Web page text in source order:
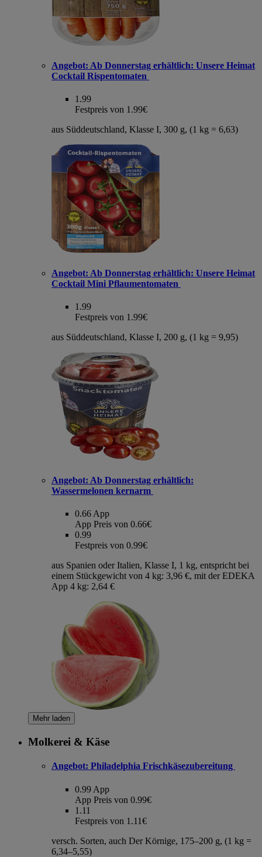
Angebot: Ab Donnerstag erhältlich: Unsere Heimat
Cocktail Rispentomaten
1.99
Festpreis von 1.99€
aus Süddeutschland, Klasse I, 300 g, (1 kg = 6,63)
Angebot: Ab Donnerstag erhältlich: Unsere Heimat
Cocktail Mini Pflaumentomaten
1.99
Festpreis von 1.99€
aus Süddeutschland, Klasse I, 200 g, (1 kg = 9,95)
Angebot: Ab Donnerstag erhältlich:
Wassermelonen kernarm
0.66 App
App Preis von 0.66€
0.99
Festpreis von 0.99€
aus Spanien oder Italien, Klasse I, 1 kg, entspricht bei
einem Stückgewicht von 4 kg: 3,96 €, mit der EDEKA
App 4 kg: 2,64 €
Mehr laden
Molkerei & Käse
Angebot: Philadelphia Frischkäsezubereitung
0.99 App
App Preis von 0.99€
1.11
Festpreis von 1.11€
versch. Sorten, auch Der Körnige, 175–200 g, (1 kg =
6,34–5,55)